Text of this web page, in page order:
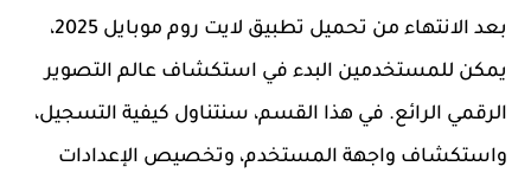
بعد الانتهاء من تحميل تطبيق لايت روم موبايل 2025،
يمكن للمستخدمين البدء في استكشاف عالم التصوير
الرقمي الرائع. في هذا القسم، سنتناول كيفية التسجيل،
واستكشاف واجهة المستخدم، وتخصيص الإعدادات